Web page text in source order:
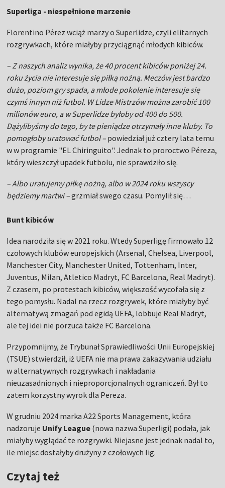
Superliga - niespełnione marzenie
Florentino Pérez wciąż marzy o Superlidze, czyli elitarnych
rozgrywkach, które miałyby przyciągnąć młodych kibiców.
– Z naszych analiz wynika, że 40 procent kibiców poniżej 24.
roku życia nie interesuje się piłką nożną. Meczów jest bardzo
dużo, poziom gry spada, a młode pokolenie interesuje się
czymś innym niż futbol. W Lidze Mistrzów można zarobić 100
milionów euro, a w Superlidze byłoby od 400 do 500.
Dążylibyśmy do tego, by te pieniądze otrzymały inne kluby. To
pomogłoby uratować futbol – powiedział już cztery lata temu
w w programie "EL Chiringuito". Jednak to proroctwo Péreza,
który wieszczył upadek futbolu, nie sprawdziło się.
– Albo uratujemy piłkę nożną, albo w 2024 roku wszyscy
będziemy martwi –grzmiał swego czasu. Pomylił się…
Bunt kibiców
Idea narodziła się w 2021 roku. Wtedy Superligę firmowało 12
czołowych klubów europejskich (Arsenal, Chelsea, Liverpool,
Manchester City, Manchester United, Tottenham, Inter,
Juventus, Milan, Atletico Madryt, FC Barcelona, Real Madryt).
Z czasem, po protestach kibiców, większość wycofała się z
tego pomysłu. Nadal na rzecz rozgrywek, które miałyby być
alternatywą zmagań pod egidą UEFA, lobbuje Real Madryt,
ale tej idei nie porzuca także FC Barcelona.
Przypomnijmy, że Trybunał Sprawiedliwości Unii Europejskiej
(TSUE) stwierdził, iż UEFA nie ma prawa zakazywania udziału
w alternatywnych rozgrywkach i nakładania
nieuzasadnionych i nieproporcjonalnych ograniczeń. Był to
zatem korzystny wyrok dla Pereza.
W grudniu 2024 marka A22 Sports Management, która
nadzoruje Unify League (nowa nazwa Superligi) podała, jak
miałyby wyglądać te rozgrywki. Niejasne jest jednak nadal to,
ile miejsc dostałyby drużyny z czołowych lig.
Czytaj też